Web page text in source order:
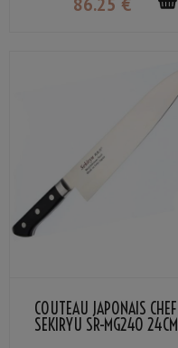
86.25 €
COUTEAU JAPONAIS CHEF
SEKIRYU SR-MG240 24CM